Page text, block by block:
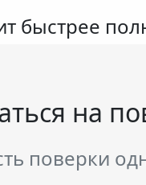
быстрее
на
поверки